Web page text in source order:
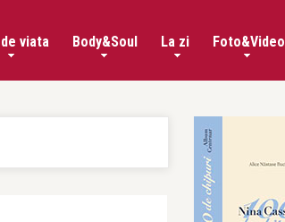
viata Body&Soul La zi Foto&Video